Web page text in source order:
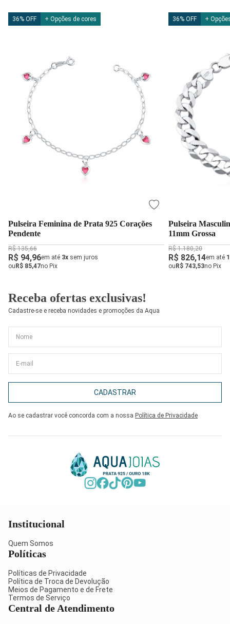
36% OFF + Opções de cores
Pulseira Feminina de Prata 925 Corações
Pendente
R$ 135,66
R$ 94,96em até 3x sem juros
ouR$ 85,47no Pix
36% OFF +
Pulseira
11mm Grossa
R$ 1.180,20
R$ 826,14em até
ouR$ 743,53no Pix
Receba ofertas exclusivas!
Cadastre-se e receba novidades e promoções da Aqua
CADASTRAR
Ao se cadastrar você concorda com a nossa Política de Privacidade
Institucional
Quem Somos
Políticas
Políticas de Privacidade
Política de Troca de Devolução
Meios de Pagamento e de Frete
Termos de Serviço
Central de Atendimento